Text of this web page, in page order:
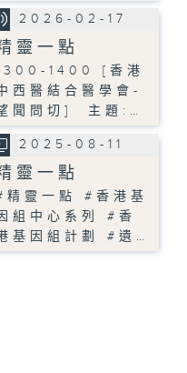
2026-02-17
靈一點
1400 [香港
西醫結合醫學會-
聞問切] 主題:…
2025-08-11
靈一點
精靈一點 #香港基
組中心系列 #香
基因組計劃 #遺…